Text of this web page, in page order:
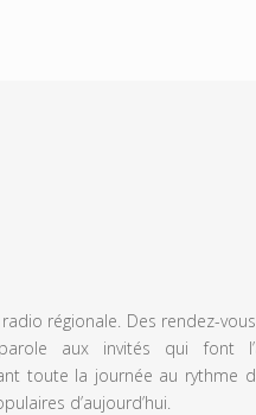
radio régionale. Des rendez-
aux invités qui font
toute la journée au rythme
d’aujourd’hui.